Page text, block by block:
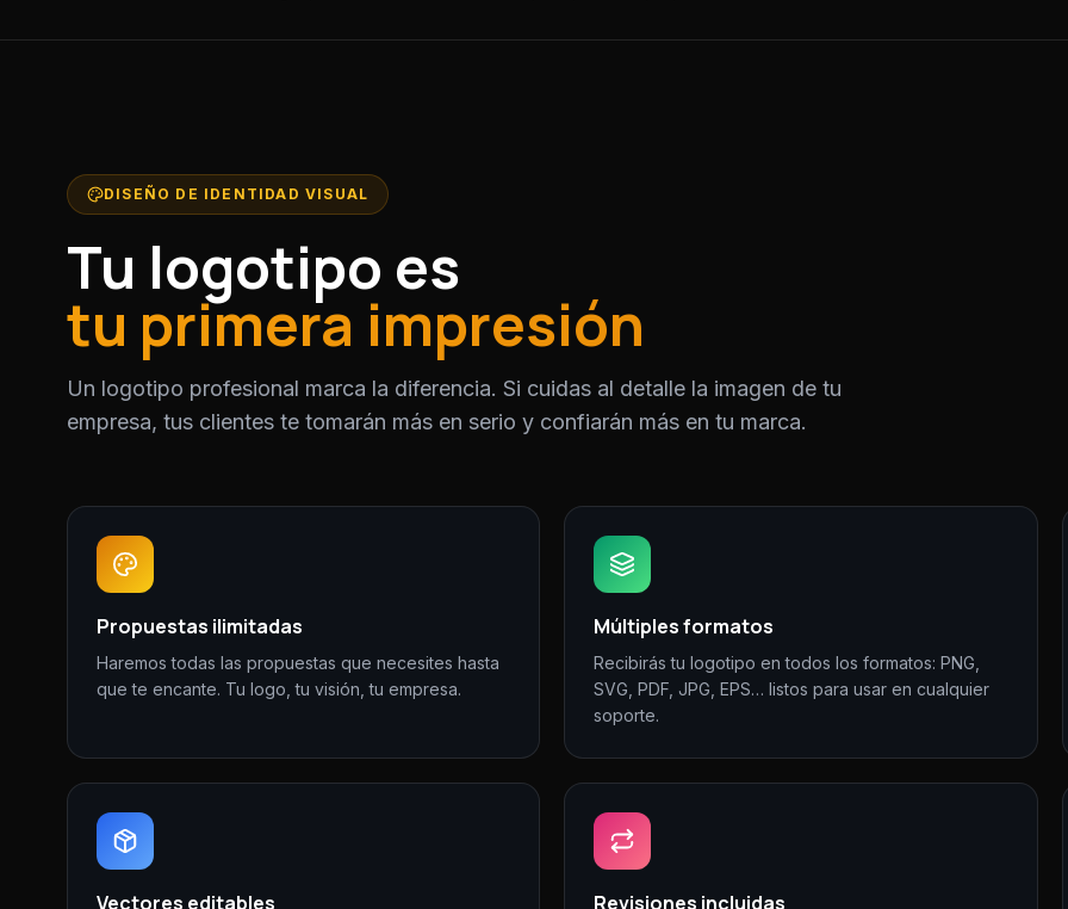
DISEÑO DE IDENTIDAD VISUAL
Tu logotipo es
tu primera impresión
Un logotipo profesional marca la diferencia. Si cuidas al detalle la imagen de tu
empresa, tus clientes te tomarán más en serio y confiarán más en tu marca.
Propuestas ilimitadas
Haremos todas las propuestas que necesites hasta
que te encante. Tu logo, tu visión, tu empresa.
Múltiples formatos
Recibirás tu logotipo en todos los formatos: PNG,
SVG, PDF, JPG, EPS… listos para usar en cualquier
soporte.
Vectores editables Revisiones incluidas